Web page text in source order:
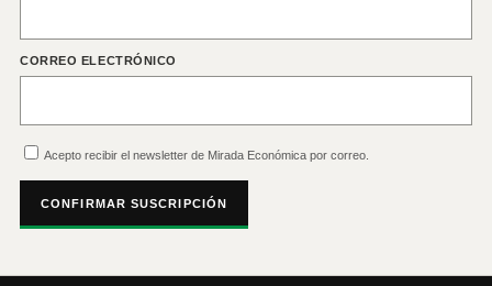
CORREO ELECTRÓNICO
Acepto recibir el newsletter de Mirada Económica por correo.
CONFIRMAR SUSCRIPCIÓN